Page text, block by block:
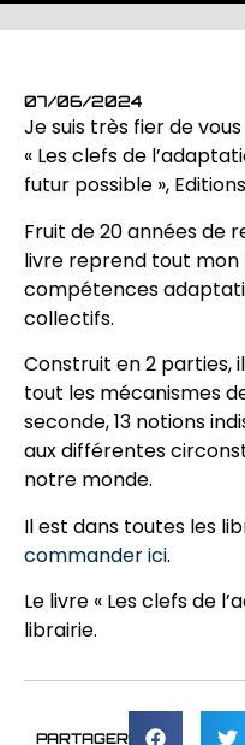
07/06/2024
Je suis très fier de
« Les clefs de
futur possible »,
Fruit de 20 années de
livre reprend tout mon
compétences
collectifs.
Construit en 2 parties,
tout les mécanismes
seconde, 13 notions
aux différentes
notre monde.
Il est dans toutes les
commander ici.
Le livre « Les clefs de
librairie.
PARTAGER